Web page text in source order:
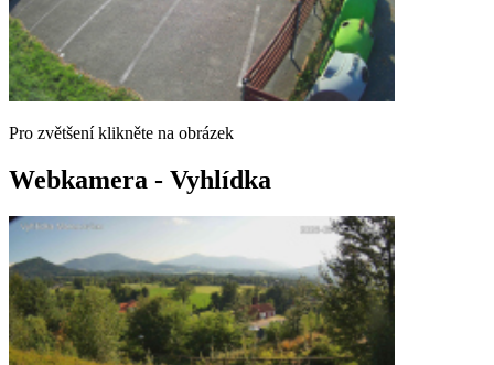
Pro zvětšení klikněte na obrázek
Webkamera - Vyhlídka